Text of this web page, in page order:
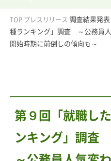
TOP プレスリリース 調査結果発
種ランキング」調査 ～公務員
開始時期に前倒しの傾向も～
第９回「就職し
ンキング」調査